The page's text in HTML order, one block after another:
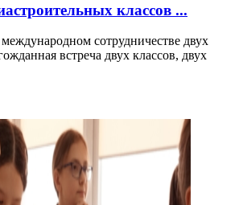
классов ...
сотрудничестве двух
встреча двух классов, двух